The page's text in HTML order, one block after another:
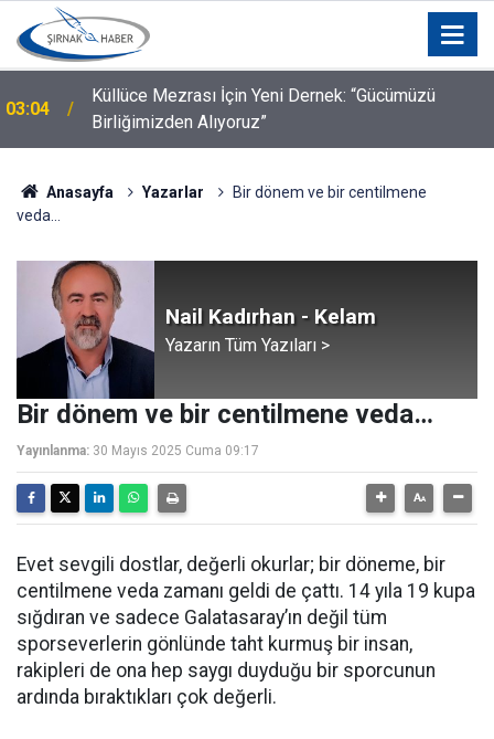
03:04
Küllüce Mezrası İçin Yeni Dernek: “Gücümüzü
Birliğimizden Alıyoruz”
Anasayfa Yazarlar
Bir dönem ve bir centilmene
veda…
Nail Kadırhan - Kelam
Yazarın Tüm Yazıları >
Bir dönem ve bir centilmene veda…
Yayınlanma: 30 Mayıs 2025 Cuma 09:17
Evet sevgili dostlar, değerli okurlar; bir döneme, bir
centilmene veda zamanı geldi de çattı. 14 yıla 19 kupa
sığdıran ve sadece Galatasaray’ın değil tüm
sporseverlerin gönlünde taht kurmuş bir insan,
rakipleri de ona hep saygı duyduğu bir sporcunun
ardında bıraktıkları çok değerli.